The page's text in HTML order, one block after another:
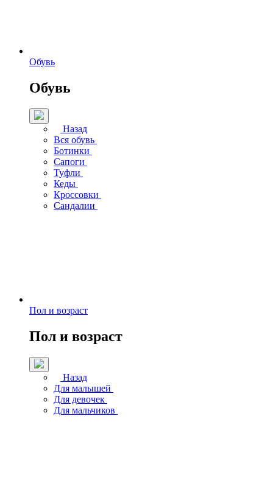
Обувь
Обувь
Назад
Вся обувь
Ботинки
Сапоги
Туфли
Кеды
Кроссовки
Сандалии
Пол и возраст
Пол и возраст
Назад
Для малышей
Для девочек
Для мальчиков